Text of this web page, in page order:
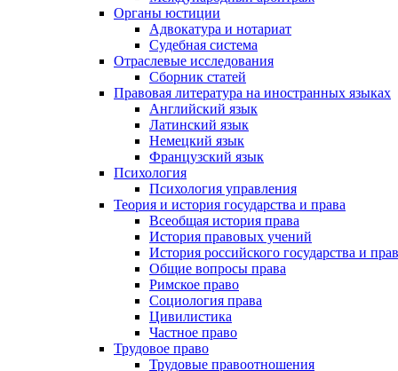
Органы юстиции
Адвокатура и нотариат
Судебная система
Отраслевые исследования
Сборник статей
Правовая литература на иностранных языках
Английский язык
Латинский язык
Немецкий язык
Французский язык
Психология
Психология управления
Теория и история государства и права
Всеобщая история права
История правовых учений
История российского государства и
Общие вопросы права
Римское право
Социология права
Цивилистика
Частное право
Трудовое право
Трудовые правоотношения